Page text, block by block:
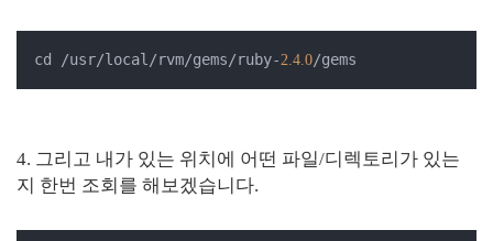
cd /usr/local/rvm/gems/ruby-2.4.0/gems
4. 그리고 내가 있는 위치에 어떤 파일/디렉토리가 있는
지 한번 조회를 해보겠습니다.